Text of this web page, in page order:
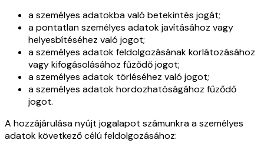
a személyes adatokba való betekintés jogát;
a pontatlan személyes adatok javításához vagy
helyesbítéséhez való jogot;
a személyes adatok feldolgozásának korlátozásához
vagy kifogásolásához fűződő jogot;
a személyes adatok törléséhez való jogot;
a személyes adatok hordozhatóságához fűződő
jogot.
A hozzájárulása nyújt jogalapot számunkra a személyes
adatok következő célú feldolgozásához: